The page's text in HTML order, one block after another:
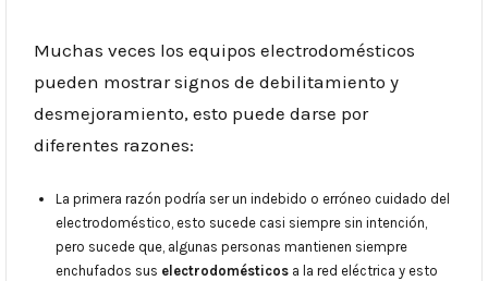
Muchas veces los equipos electrodomésticos
pueden mostrar signos de debilitamiento y
desmejoramiento, esto puede darse por
diferentes razones:
La primera razón podría ser un indebido o erróneo cuidado del
electrodoméstico, esto sucede casi siempre sin intención,
pero sucede que, algunas personas mantienen siempre
enchufados sus electrodomésticos a la red eléctrica y esto